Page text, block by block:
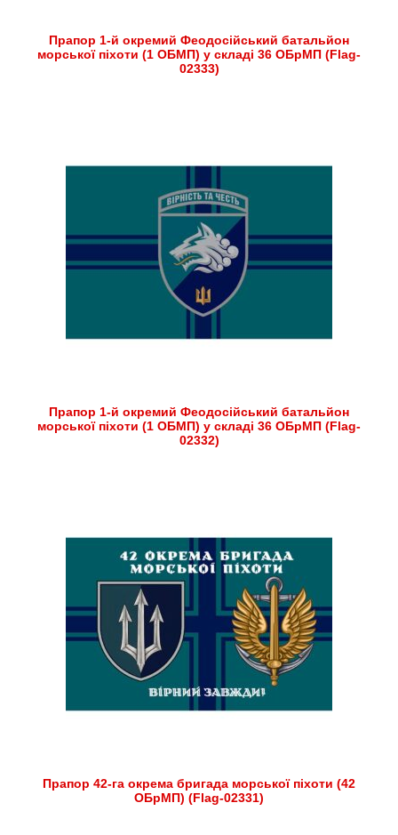
Прапор 1-й окремий Феодосійський батальйон
морської піхоти (1 ОБМП) у складі 36 ОБрМП (Flag-
02333)
Прапор 1-й окремий Феодосійський батальйон
морської піхоти (1 ОБМП) у складі 36 ОБрМП (Flag-
02332)
Прапор 42-га окрема бригада морської піхоти (42
ОБрМП) (Flag-02331)